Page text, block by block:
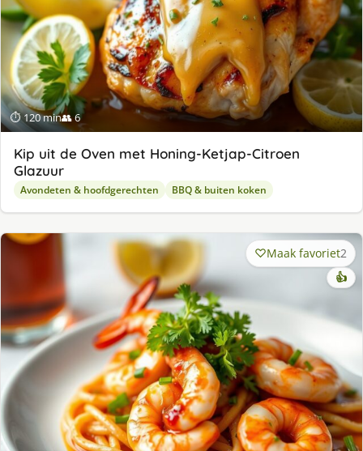
⏱ 120 min👥 6
Kip uit de Oven met Honing-Ketjap-Citroen
Glazuur
Avondeten & hoofdgerechten BBQ & buiten koken
Maak favoriet2
👍